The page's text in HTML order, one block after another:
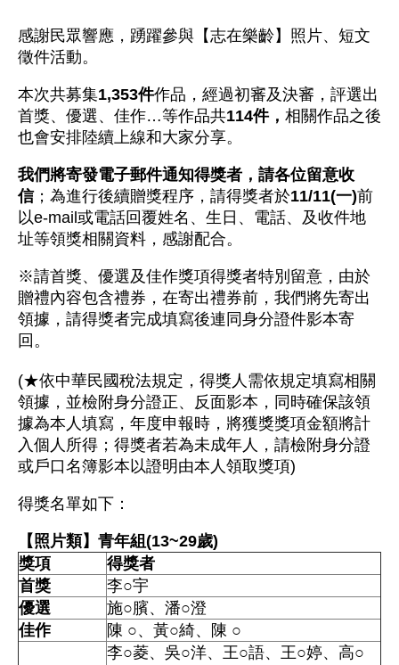
感謝民眾響應，踴躍參與【志在樂齡】照片、短文
徵件活動。
本次共募集1,353件作品，經過初審及決審，評選出
首獎、優選、佳作…等作品共114件， 相關作品之後
也會安排陸續上線和大家分享。
我們將寄發電子郵件通知得獎者，請各位留意收
信；為進行後續贈獎程序，請得獎者於11/11(一)前
以e-mail或電話回覆姓名、生日、電話、及收件地
址等領獎相關資料，感謝配合。
※請首獎、優選及佳作獎項得獎者特別留意，由於
贈禮內容包含禮券，在寄出禮券前，我們將先寄出
領據，請得獎者完成填寫後連同身分證件影本寄
回。
(★依中華民國稅法規定，得獎人需依規定填寫相關
領據，並檢附身分證正、反面影本，同時確保該領
據為本人填寫，年度申報時，將獲獎獎項金額將計
入個人所得；得獎者若為未成年人，請檢附身分證
或戶口名簿影本以證明由本人領取獎項)
得獎名單如下：
【照片類】青年組(13~29歲)
獎項
得獎者
首獎
李○宇
優選
施○臏、潘○澄
佳作
陳 ○、黃○綺、陳 ○
李○菱、吳○洋、王○語、王○婷、高○